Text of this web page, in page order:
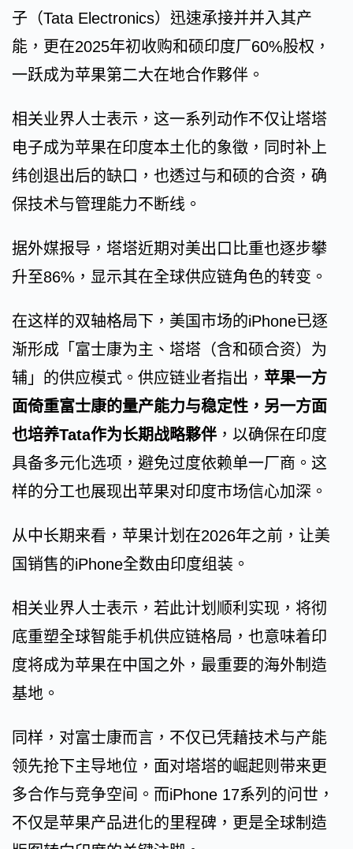
子（Tata Electronics）迅速承接并并入其产
能，更在2025年初收购和硕印度厂60%股权，
一跃成为苹果第二大在地合作夥伴。
相关业界人士表示，这一系列动作不仅让塔塔
电子成为苹果在印度本土化的象徵，同时补上
纬创退出后的缺口，也透过与和硕的合资，确
保技术与管理能力不断线。
据外媒报导，塔塔近期对美出口比重也逐步攀
升至86%，显示其在全球供应链角色的转变。
在这样的双轴格局下，美国市场的iPhone已逐
渐形成「富士康为主、塔塔（含和硕合资）为
辅」的供应模式。供应链业者指出， 苹果一方
面倚重富士康的量产能力与稳定性，另一方面
也培养Tata作为长期战略夥伴 ，以确保在印度
具备多元化选项，避免过度依赖单一厂商。这
样的分工也展现出苹果对印度市场信心加深。
从中长期来看，苹果计划在2026年之前，让美
国销售的iPhone全数由印度组装。
相关业界人士表示，若此计划顺利实现，将彻
底重塑全球智能手机供应链格局，也意味着印
度将成为苹果在中国之外，最重要的海外制造
基地。
同样，对富士康而言，不仅已凭藉技术与产能
领先抢下主导地位，面对塔塔的崛起则带来更
多合作与竞争空间。而iPhone 17系列的问世，
不仅是苹果产品进化的里程碑，更是全球制造